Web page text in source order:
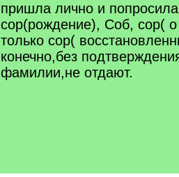
пришла лично и попросила
сор(рождение), Соб, сор(
только сор(
конечно,без
фамилии,не отдают.